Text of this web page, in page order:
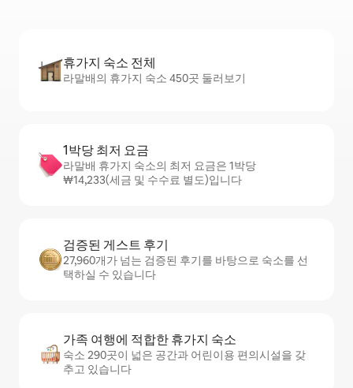
휴가지 숙소 전체
라말배의 휴가지 숙소 450곳 둘러보기
1박당 최저 요금
라말배 휴가지 숙소의 최저 요금은 1박당
₩14,233(세금 및 수수료 별도)입니다
검증된 게스트 후기
27,960개가 넘는 검증된 후기를 바탕으로 숙소를 선
택하실 수 있습니다
가족 여행에 적합한 휴가지 숙소
숙소 290곳이 넓은 공간과 어린이용 편의시설을 갖
추고 있습니다